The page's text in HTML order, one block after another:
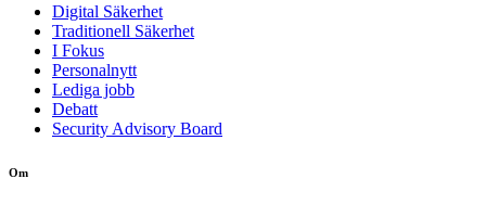
Digital Säkerhet
Traditionell Säkerhet
I Fokus
Personalnytt
Lediga jobb
Debatt
Security Advisory Board
Om